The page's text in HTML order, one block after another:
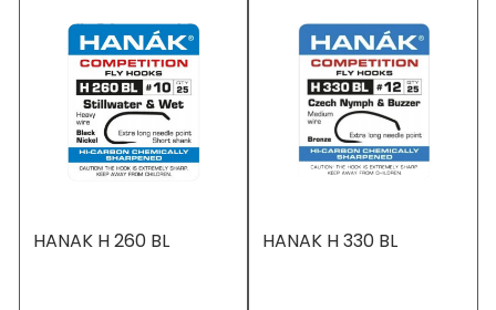
HANAK H 260 BL HANAK H 330 BL